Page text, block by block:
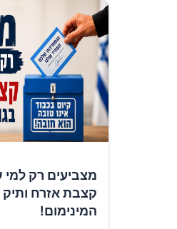
מצביעים רק
קצבת אזרח
המינימום!